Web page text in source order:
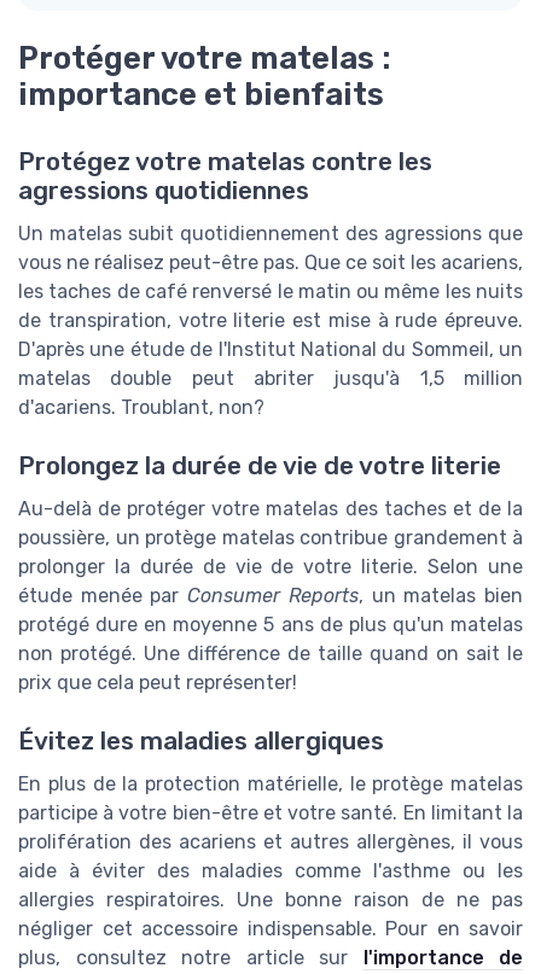
Protéger votre matelas :
importance et bienfaits
Protégez votre matelas contre les
agressions quotidiennes
Un matelas subit quotidiennement des agressions que
vous ne réalisez peut-être pas. Que ce soit les acariens,
les taches de café renversé le matin ou même les nuits
de transpiration, votre literie est mise à rude épreuve.
D'après une étude de l'Institut National du Sommeil, un
matelas double peut abriter jusqu'à 1,5 million
d'acariens. Troublant, non?
Prolongez la durée de vie de votre literie
Au-delà de protéger votre matelas des taches et de la
poussière, un protège matelas contribue grandement à
prolonger la durée de vie de votre literie. Selon une
étude menée parConsumer Reports, un matelas bien
protégé dure en moyenne 5 ans de plus qu'un matelas
non protégé. Une différence de taille quand on sait le
prix que cela peut représenter!
Évitez les maladies allergiques
En plus de la protection matérielle, le protège matelas
participe à votre bien-être et votre santé. En limitant la
prolifération des acariens et autres allergènes, il vous
aide à éviter des maladies comme l'asthme ou les
allergies respiratoires. Une bonne raison de ne pas
négliger cet accessoire indispensable. Pour en savoir
plus, consultez notre article sur
l'importance de